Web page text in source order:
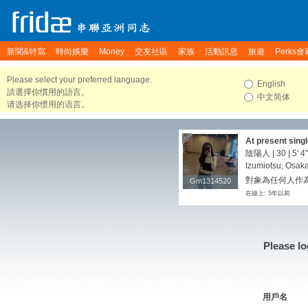
新聞&特寫 時尚娛樂 Money 交友社區 家族 活動訊息 旅遊 Perks會
Please select your preferred language.
請選擇你慣用的語言。
请选择你惯用的语言。
English
中文简体
Gm1314520
Gm1314520
At present
partner
陰陽人 | 30 | 5' 4"
Izumiotsu,
對象為任何人作
在線上: 5年以前
Please
用戶名